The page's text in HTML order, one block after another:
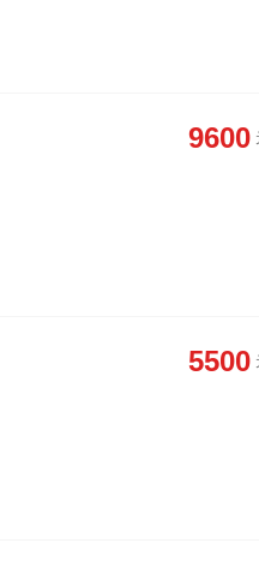
9600
5500